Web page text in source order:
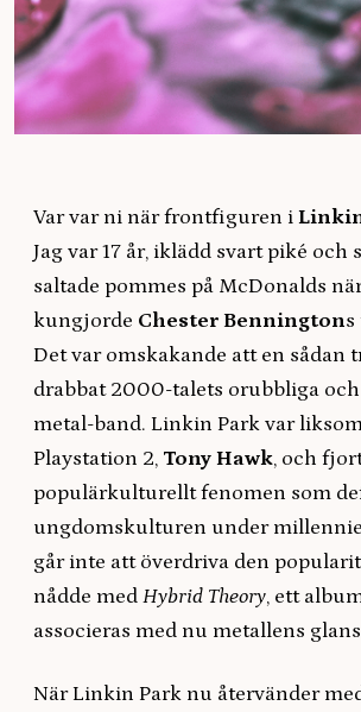
Var var ni när frontfiguren i
Jag var 17 år, iklädd svart piké och
saltade pommes på McDonalds
kungjorde Chester Benningtons
Det var omskakande att en sådan
drabbat 2000-talets orubbliga
metal-band. Linkin Park var
Playstation 2, Tony Hawk, och
populärkulturellt fenomen som
ungdomskulturen under
går inte att överdriva den
nådde med Hybrid Theory, ett
associeras med nu metallens
När Linkin Park nu återvänder